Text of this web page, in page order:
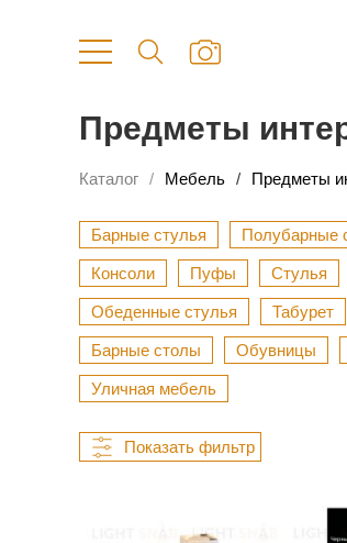
Предметы
Каталог Мебель Предметы
Барные стулья Полубарные
Консоли Пуфы Стулья
Обеденные стулья Табурет
Барные столы Обувницы
Уличная мебель